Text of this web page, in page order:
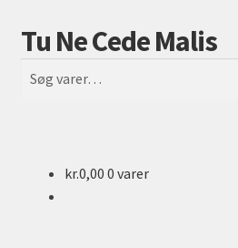
Spring
til
navigation
Spring
til
indhold
Tu Ne Cede Malis
efter:
Søg
kr.0,00 0 varer